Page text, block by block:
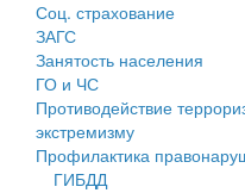
Персональные данные
Оценка регулирующего
Деятельность МУ
Нормативы
Соц. страхование
ЗАГС
Занятость населения
ГО и ЧС
Противодействие
экстремизму
Профилактика
ГИБДД